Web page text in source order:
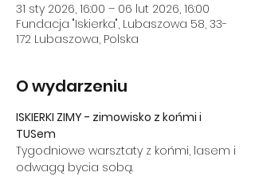
31 sty 2026, 16:00 – 06 lut 2026, 16:00
Fundacja "Iskierka", Lubaszowa 58, 33-
172 Lubaszowa, Polska
O wydarzeniu
ISKIERKI ZIMY - zimowisko z końmi i
TUSem
Tygodniowe warsztaty z końmi, lasem i
odwagą bycia sobą.